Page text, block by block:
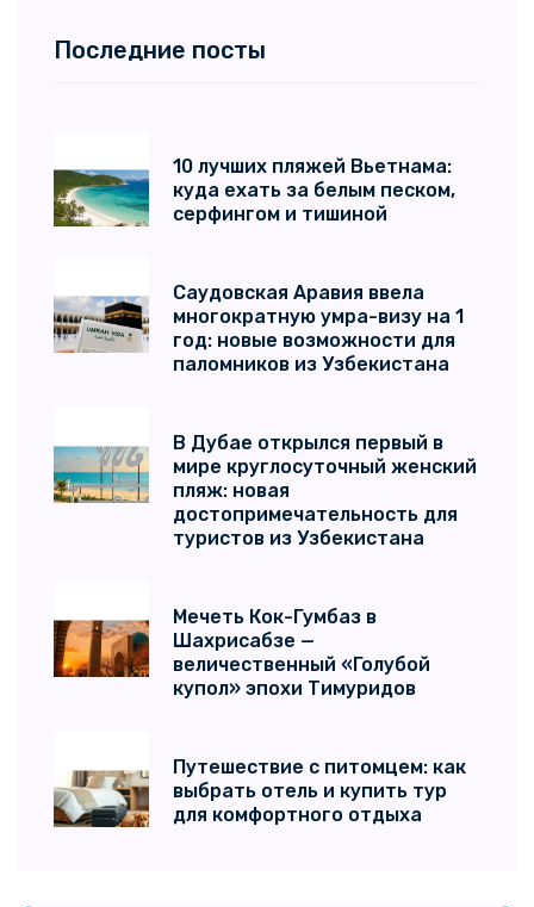
Последние посты
10 лучших пляжей Вьетнама:
куда ехать за белым песком,
серфингом и тишиной
Саудовская Аравия ввела
многократную умра-визу на 1
год: новые возможности для
паломников из Узбекистана
В Дубае открылся первый в
мире круглосуточный женский
пляж: новая
достопримечательность для
туристов из Узбекистана
Мечеть Кок-Гумбаз в
Шахрисабзе —
величественный «Голубой
купол» эпохи Тимуридов
Путешествие с питомцем: как
выбрать отель и купить тур
для комфортного отдыха